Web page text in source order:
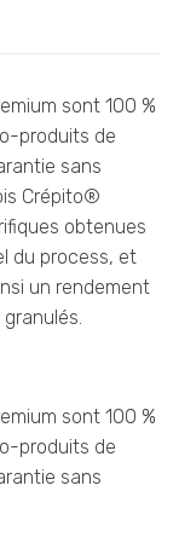
sont 100 %
produits de
sans
Crépito®
obtenues
du process, et
un rendement
sont 100 %
produits de
sans